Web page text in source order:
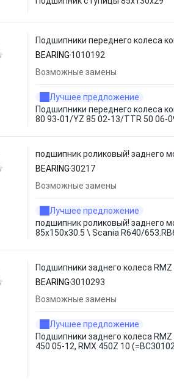
Подшипники переднего колеса
BEARING 1010192
Возможные замены
Лучшее предложение
Подшипники переднего колеса
80 93-01/YZ 85 02-13/TTR 50 06-
подшипник роликовый! заднего
BEARING30217
Возможные замены
Лучшее предложение
подшипник роликовый! заднего
85x150x30.5 \ Scania R640/
Подшипники заднего колеса RMZ
BEARING3010293
Возможные замены
Лучшее предложение
Подшипники заднего колеса RMZ
450 05-12, RMX 450Z 10